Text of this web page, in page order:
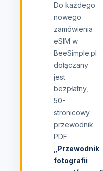
Do każdego
nowego
zamówienia
eSIM w
BeeSimple.pl
dołączany
jest
bezpłatny,
50-
stronicowy
przewodnik
PDF
„Przewodnik
fotografii